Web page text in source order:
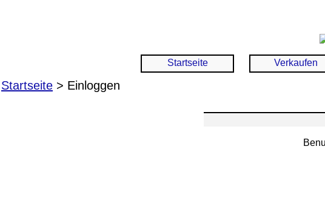
Startseite Verkaufen
Startseite > Einloggen